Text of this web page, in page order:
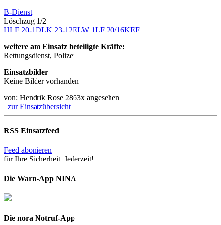
B-Dienst
Löschzug 1/2
HLF 20-1DLK 23-12ELW 1LF 20/16KEF
weitere am Einsatz beteiligte Kräfte:
Rettungsdienst, Polizei
Einsatzbilder
Keine Bilder vorhanden
von: Hendrik Rose 2863x angesehen
zur Einsatzübersicht
RSS Einsatzfeed
Feed abonieren
für Ihre Sicherheit. Jederzeit!
Die Warn-App NINA
Die nora Notruf-App